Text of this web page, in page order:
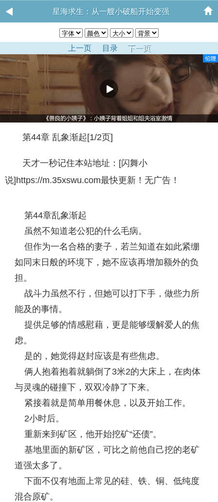
星海求生：从一艘小破船开始变强
上一页 目录 下一页
第44章 乱象渐起[1/2页]
天才一秒记住本站地址：[闪舞小
说]https://m.35xswu.com最快更新！无广告！
第44章乱象渐起
虽然不知道老公犯的什么毛病。
但作为一名合格的妻子，若兰知道在如此紧绷
如同末日般的环境下，她不应该再增加额外的负
担。
战斗力虽然不行，但她可以打下手，做些力所
能及的事情。
提供足够的情感慰藉，更是能够缓解爱人的焦
虑。
是的，她觉得赵封应该是有些焦虑。
俩人抱着抱着就躺倒了3米2的大床上，在肉体
与灵魂的碰撞下，双双冷静了下来。
紧接着就是简单用餐休息，以及开始工作。
2小时后。
重新来到矿区，他开始挖矿“还债”。
基地里面的新矿区，可比之前他自己挖的老矿
道强太多了。
下面不仅有地面上常见的硅、铁、铜、低纯度
混合原矿。